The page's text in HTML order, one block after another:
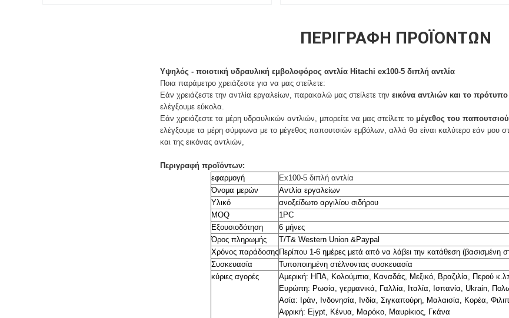
ΠΕΡΙΓΡΑΦΉ ΠΡΟΪΌΝΤΩΝ
Υψηλός - ποιοτική υδραυλική εμβολοφόρος αντλία Hitachi ex100-5 διπλή αντλία
Ποια παράμετρο χρειάζεστε για να μας στείλετε:
Εάν χρειάζεστε την αντλία εργαλείων, παρακαλώ μας στείλετε την εικόνα αντλιών και το
ελέγξουμε εύκολα.
Εάν χρειάζεστε τα μέρη υδραυλικών αντλιών, μπορείτε να μας στείλετε το μέγεθος του
ελέγξουμε τα μέρη σύμφωνα με το μέγεθος παπουτσιών εμβόλων, αλλά θα είναι καλύτερο εάν μου
και της εικόνας αντλιών,
Περιγραφή προϊόντων:
εφαρμογή
Ex100-5 διπλή αντλία
Όνομα μερών
Αντλία εργαλείων
Υλικό
ανοξείδωτο αργιλίου σιδήρου
MOQ
1PC
Εξουσιοδότηση
6 μήνες
Όρος πληρωμής
T/T& Western Union &Paypal
Χρόνος παράδοσης Περίπου 1-6 ημέρες μετά από να λάβει την κατάθεση (βασισμένη
Συσκευασία
Τυποποιημένη στέλνοντας συσκευασία
κύριες αγορές
Αμερική: ΗΠΑ, Κολούμπια, Καναδάς, Μεξικό, Βραζιλία, Περού
Ευρώπη: Ρωσία, γερμανικά, Γαλλία, Ιταλία, Ισπανία, Ukrain,
Ασία: Ιράν, Ινδονησία, Ινδία, Σιγκαπούρη, Μαλαισία, Κορέα,
Αφρική: Ejypt, Κένυα, Μαρόκο, Μαυρίκιος, Γκάνα